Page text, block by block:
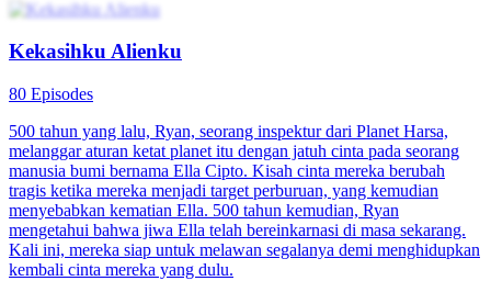
Kekasihku Alienku
80 Episodes
500 tahun yang lalu, Ryan, seorang inspektur dari Planet Harsa,
melanggar aturan ketat planet itu dengan jatuh cinta pada seorang
manusia bumi bernama Ella Cipto. Kisah cinta mereka berubah
tragis ketika mereka menjadi target perburuan, yang kemudian
menyebabkan kematian Ella. 500 tahun kemudian, Ryan
mengetahui bahwa jiwa Ella telah bereinkarnasi di masa sekarang.
Kali ini, mereka siap untuk melawan segalanya demi menghidupkan
kembali cinta mereka yang dulu.